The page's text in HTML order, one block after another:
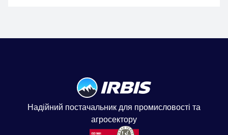
Надійний постачальник для промисловості та
агросектору